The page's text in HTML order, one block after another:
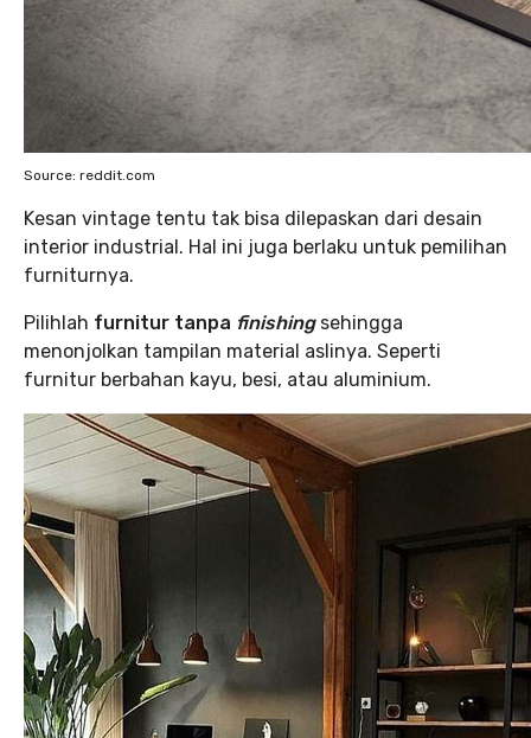
Source: reddit.com
Kesan vintage tentu tak bisa dilepaskan dari desain
interior industrial. Hal ini juga berlaku untuk pemilihan
furniturnya.
Pilihlah furnitur tanpa finishingsehingga
menonjolkan tampilan material aslinya. Seperti
furnitur berbahan kayu, besi, atau aluminium.